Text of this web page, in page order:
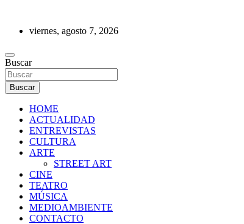
contenidoviernes, agosto 7, 2026
REVISTA DE PRENSA
Buscar
Buscar
HOME
ACTUALIDAD
ENTREVISTAS
CULTURA
ARTE
STREET ART
CINE
TEATRO
MÚSICA
MEDIOAMBIENTE
CONTACTO